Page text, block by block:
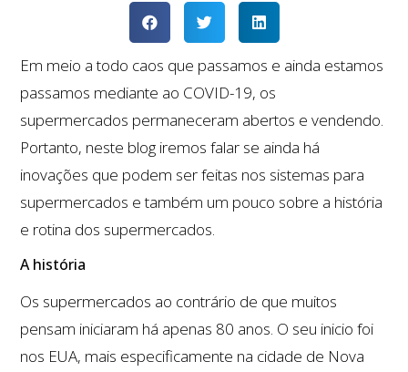
Em meio a todo caos que passamos e ainda estamos
passamos mediante ao COVID-19, os
supermercados permaneceram abertos e vendendo.
Portanto, neste blog iremos falar se ainda há
inovações que podem ser feitas nos sistemas para
supermercados e também um pouco sobre a história
e rotina dos supermercados.
A história
Os supermercados ao contrário de que muitos
pensam iniciaram há apenas 80 anos. O seu inicio foi
nos EUA, mais especificamente na cidade de Nova